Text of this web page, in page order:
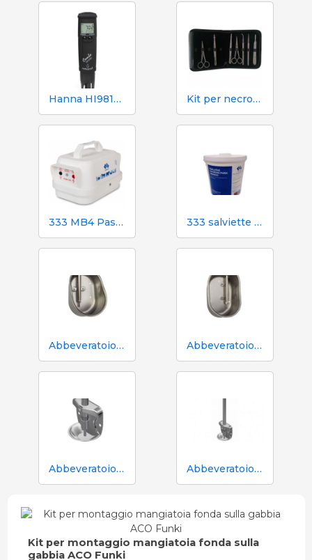
Hanna HI98130 pH, EC, TDS e tester di temperatura Kit per necroscopia e dissezione 333 - 7 strumenti
333 MB4 Pastore elettrico a batteria per cani e cavalli 333 salviette umidificate per scrofe durante l'inseminazione
Abbeveratoio Aco Funki per scrofe di grossa taglia Multi-Drinker MAXI Abbeveratoio Aco Funki per scrofe Multi-Drinker MULTI
Abbeveratoio in acciaio inox Aco Funki per suinetti in box parto Abbeveratoio in acciaio inox Aco Funki per suinetti in box parto, tubo da 36 cm
Kit per montaggio mangiatoia fonda sulla
gabbia ACO Funki